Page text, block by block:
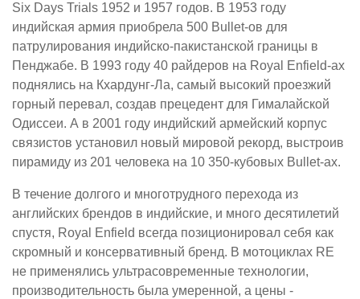
Six Days Trials 1952 и 1957 годов. В 1953 году
индийская армия приобрела 500 Bullet-ов для
патрулирования индийско-пакистанской границы в
Пенджабе. В 1993 году 40 райдеров на Royal Enfield-ах
поднялись на Кхардунг-Ла, самый высокий проезжий
горный перевал, создав прецедент для Гималайской
Одиссеи. А в 2001 году индийский армейский корпус
связистов установил новый мировой рекорд, выстроив
пирамиду из 201 человека на 10 350-кубовых Bullet-ах.
В течение долгого и многотрудного перехода из
английских брендов в индийские, и много десятилетий
спустя, Royal Enfield всегда позиционировал себя как
скромный и консервативный бренд. В мотоциклах RE
не применялись ультрасовременные технологии,
производительность была умеренной, а цены -